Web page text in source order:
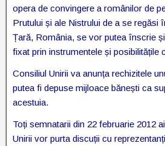
opera de convingere a românilor de
Prutului și ale Nistrului de a se regăsi
Țară, România, se vor putea înscrie
fixat prin instrumentele și posibilitățile
Consiliul Unirii va anunța rechizitele
putea fi depuse mijloace bănești ca
acestuia.
Toți semnatarii din 22 februarie 2012
Unirii vor purta discuții cu